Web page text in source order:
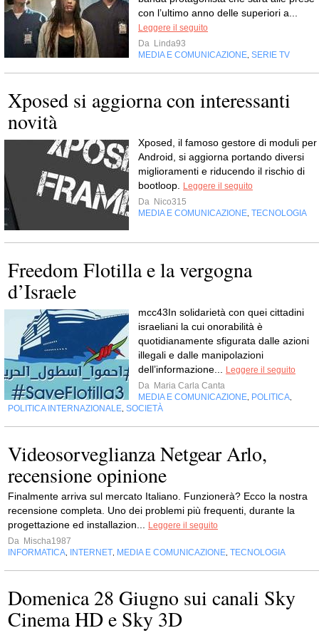
con l’ultimo anno delle superiori a...
Leggere il seguito
Da Linda93
MEDIA E COMUNICAZIONE SERIE TV
Xposed si aggiorna con interessanti
novità
Xposed, il famoso gestore di moduli per
Android, si aggiorna portando diversi
miglioramenti e riducendo il rischio di
bootloop.
Leggere il seguito
Da Nico315
MEDIA E COMUNICAZIONE TECNOLOGIA
Freedom Flotilla e la vergogna
d’Israele
mcc43In solidarietà con quei cittadini
israeliani la cui onorabilità è
quotidianamente sfigurata dalle azioni
illegali e dalle manipolazioni
dell’informazione...
Leggere il seguito
Da Maria Carla Canta
MEDIA E COMUNICAZIONE POLITICA
POLITICA INTERNAZIONALE SOCIETÀ
Videosorveglianza Netgear Arlo,
recensione opinione
Finalmente arriva sul mercato Italiano. Funzionerà? Ecco la nostra
recensione completa. Uno dei problemi più frequenti, durante la
progettazione ed installazion...
Leggere il seguito
Da Mischa1987
INFORMATICA
INTERNET MEDIA E COMUNICAZIONE TECNOLOGIA
Domenica 28 Giugno sui canali Sky
Cinema HD e Sky 3D